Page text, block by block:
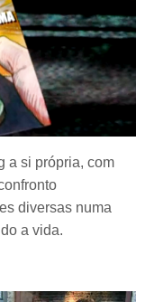
a si própria, com
diversas numa
a vida.